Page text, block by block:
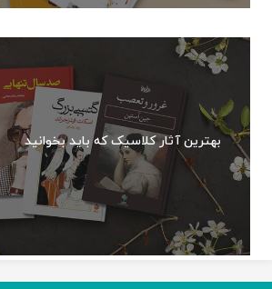
بهترین آثار کلاسیک که باید بخوانید